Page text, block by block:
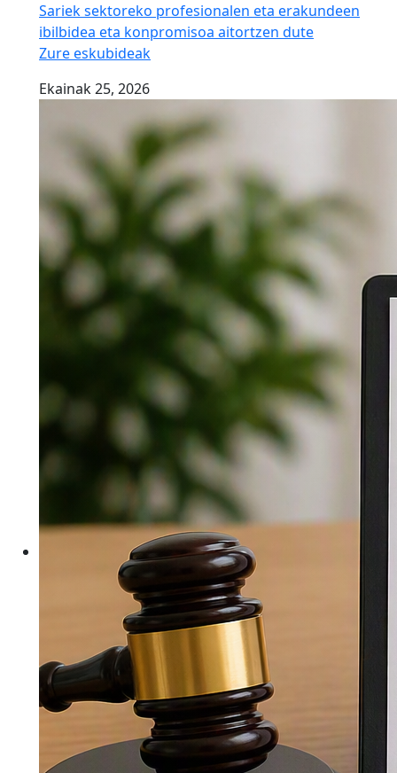
Sariek sektoreko profesionalen eta erakundeen
ibilbidea eta konpromisoa aitortzen dute
Zure eskubideak
Ekainak 25, 2026